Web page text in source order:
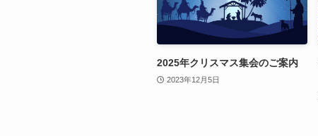
2025年クリスマス集会のご案内
2023年12月5日